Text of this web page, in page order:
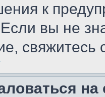
к
вы не